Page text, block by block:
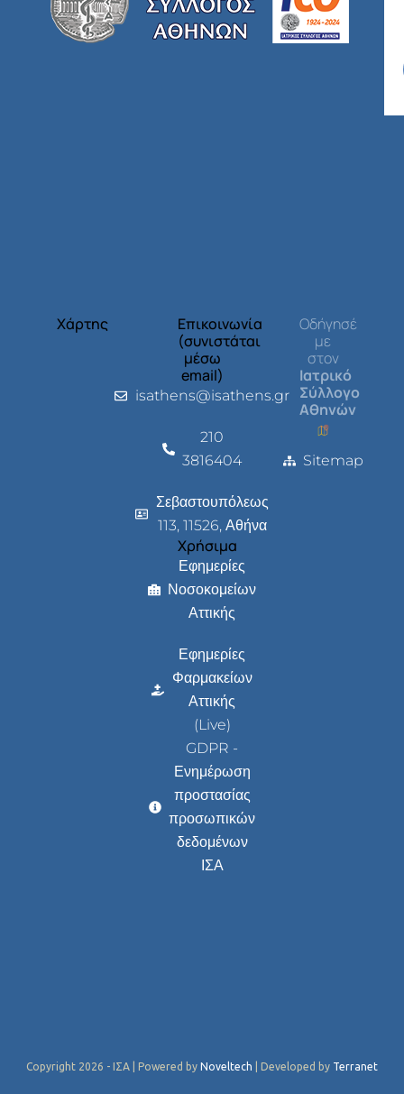
Χάρτης
Επικοινωνία
(συνιστάται
μέσω
email)
isathens@isathens.gr
210
3816404
Σεβαστουπόλεως
113, 11526, Αθήνα
Χρήσιμα
Εφημερίες
Νοσοκομείων
Αττικής
Εφημερίες
Φαρμακείων
Αττικής
(Live)
GDPR -
Ενημέρωση
προστασίας
προσωπικών
δεδομένων
ΙΣΑ
Οδήγησέ
με
στον
Ιατρικό
Σύλλογο
Αθηνών
Sitemap
Copyright 2026 - ΙΣΑ | Powered by Noveltech | Developed by Terranet